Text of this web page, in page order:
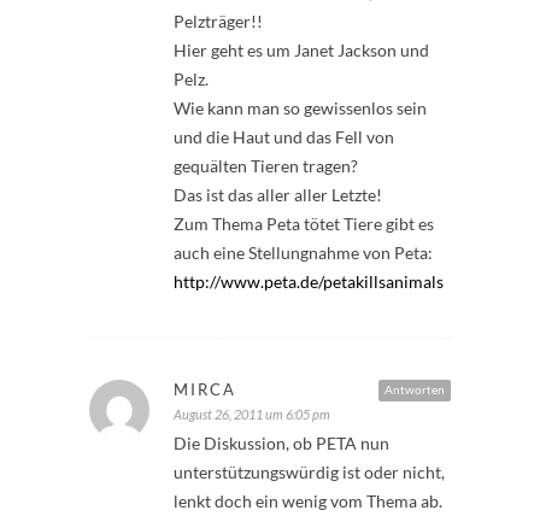
Pelzträger!!
Hier geht es um Janet Jackson und
Pelz.
Wie kann man so gewissenlos sein
und die Haut und das Fell von
gequälten Tieren tragen?
Das ist das aller aller Letzte!
Zum Thema Peta tötet Tiere gibt es
auch eine Stellungnahme von Peta:
http://www.peta.de/petakillsanimals
Antworten
MIRCA
August 26, 2011 um 6:05 pm
Die Diskussion, ob PETA nun
unterstützungswürdig ist oder nicht,
lenkt doch ein wenig vom Thema ab.